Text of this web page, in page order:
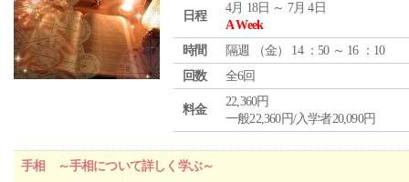
日程
4月 18日 ～ 7月 4日
A Week
時間
隔週 （金） 14 ：50 ～ 16 ：10
回数
全6回
料金
22,360円
一般22,360円/入学者20,090円
手相 ～手相について詳しく学ぶ～